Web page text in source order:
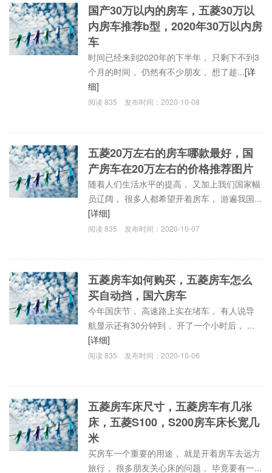
国产30万以内的房车，五菱30万以
内房车推荐b型，2020年30万以内房
车
时间已经来到2020年的下半年， 只剩下不到3
个月的时间， 仍然有不少朋友， 想了趁...[详
细]
阅读835 发布时间：2020-10-08
五菱20万左右的房车哪款最好，国
产房车在20万左右的价格推荐图片
随着人们生活水平的提高， 又加上我们国家幅
员辽阔， 很多人都希望开着房车， 游遍我国...
[详细]
阅读835 发布时间：2020-10-07
五菱房车如何购买，五菱房车怎么
买自动挡，国六房车
今年国庆节， 高速路上实在堵车， 有人说导
航显示还有30分钟到， 开了一个小时后， ...
[详细]
阅读835 发布时间：2020-10-06
五菱房车床尺寸，五菱房车有几张
床，五菱S100，S200房车床长宽几
米
买房车一个重要的用途， 就是开着房车去远方
旅行， 很多朋友关心床的问题， 毕竟要有一...